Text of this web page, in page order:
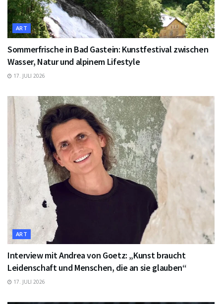
ART
Sommerfrische in Bad Gastein: Kunstfestival zwischen
Wasser, Natur und alpinem Lifestyle
17. JULI 2026
ART
Interview mit Andrea von Goetz: „Kunst braucht
Leidenschaft und Menschen, die an sie glauben“
17. JULI 2026